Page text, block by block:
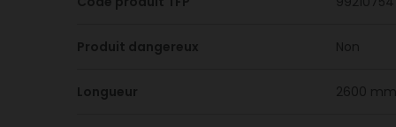
Produit dangereux Non
Longueur 2600 mm